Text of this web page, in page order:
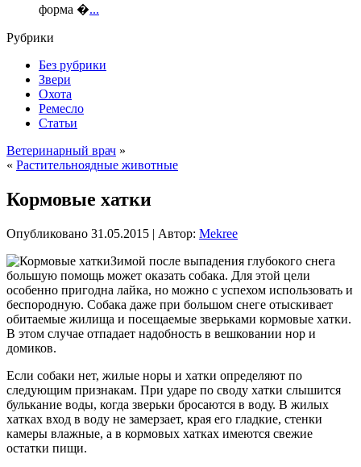
форма �...
Рубрики
Без рубрики
Звери
Охота
Ремесло
Статьи
Ветеринарный врач »
« Растительноядные животные
Кормовые хатки
Опубликовано 31.05.2015 | Автор: Mekree
Зимой после выпадения глубокого снега
большую помощь может оказать собака. Для этой цели
особенно пригодна лайка, но можно с успехом использовать и
беспородную. Собака даже при большом снеге отыскивает
обитаемые жилища и посещаемые зверьками кормовые хатки.
В этом случае отпадает надобность в вешковании нор и
домиков.
Если собаки нет, жилые норы и хатки определяют по
следующим признакам. При ударе по своду хатки слышится
булькание воды, когда зверьки бросаются в воду. В жилых
хатках вход в воду не замерзает, края его гладкие, стенки
камеры влажные, а в кормовых хатках имеются свежие
остатки пищи.